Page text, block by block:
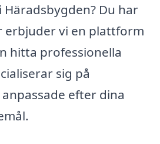
Du har
erbjuder vi en plattform
hitta professionella
sig på
efter dina